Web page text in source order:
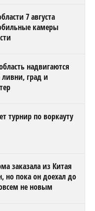
7 августа
камеры
надвигаются
град и
турнир по воркауту
заказала из Китая
но пока он доехал до
не новым